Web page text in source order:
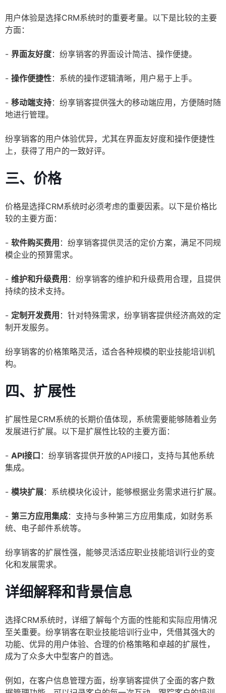
用户体验是选择CRM系统时的重要考量。以下是比较的主要
方面：
- 界面友好度：纷享销客的界面设计简洁、操作便捷。
- 操作便捷性：系统的操作逻辑清晰，用户易于上手。
- 移动端支持：纷享销客提供强大的移动端应用，方便随时随
地进行管理。
纷享销客的用户体验优异，尤其在界面友好度和操作便捷性
上，获得了用户的一致好评。
三、价格
价格是选择CRM系统时必须考虑的重要因素。以下是价格比
较的主要方面：
- 软件购买费用 ：纷享销客提供灵活的定价方案，满足不同规
模企业的预算需求。
- 维护和升级费用 ：纷享销客的维护和升级费用合理，且提供
持续的技术支持。
- 定制开发费用 ：针对特殊需求，纷享销客提供经济高效的定
制开发服务。
纷享销客的价格策略灵活，适合各种规模的职业技能培训机
构。
四、扩展性
扩展性是CRM系统的长期价值体现，系统需要能够随着业务
发展进行扩展。以下是扩展性比较的主要方面：
- API接口 ：纷享销客提供开放的API接口，支持与其他系统
集成。
- 模块扩展：系统模块化设计，能够根据业务需求进行扩展。
- 第三方应用集成：支持与多种第三方应用集成，如财务系
统、电子邮件系统等。
纷享销客的扩展性强，能够灵活适应职业技能培训行业的变
化和发展需求。
详细解释和背景信息
选择CRM系统时，详细了解每个方面的性能和实际应用情况
至关重要。纷享销客在职业技能培训行业中，凭借其强大的
功能、优异的用户体验、合理的价格策略和卓越的扩展性，
成为了众多大中型客户的首选。
例如，在客户信息管理方面，纷享销客提供了全面的客户数